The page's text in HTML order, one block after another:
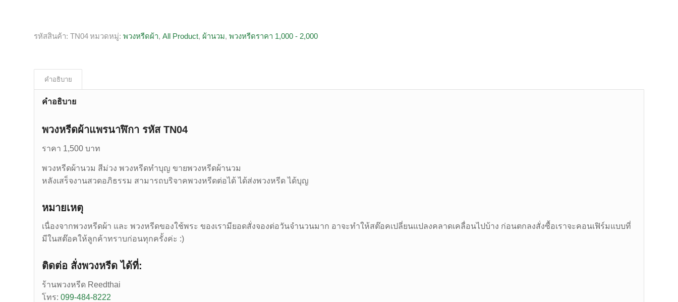
รหัสสินค้า: TN04 หมวดหมู่: พวงหรีดผ้า, All Product, ผ้านวม, พวงหรีดราคา 1,000 - 2,000
คำอธิบาย
คำอธิบาย
พวงหรีดผ้าแพรนาฬิกา รหัส TN04
ราคา 1,500 บาท
พวงหรีดผ้านวม สีม่วง พวงหรีดทำบุญ ขายพวงหรีดผ้านวม
หลังเสร็จงานสวดอภิธรรม สามารถบริจาคพวงหรีดต่อได้ ได้ส่งพวงหรีด ได้บุญ
หมายเหตุ
เนื่องจากพวงหรีดผ้า และ พวงหรีดของใช้พระ ของเรามียอดสั่งจองต่อวันจำนวนมาก อาจะทำให้สต๊อคเปลี่ยนแปลงคลาดเคลื่อนไปบ้าง ก่อนตกลงสั่งซื้อเราจะคอนเฟิร์มแบบที่
มีในสต๊อคให้ลูกค้าทราบก่อนทุกครั้งค่ะ :)
ติดต่อ สั่งพวงหรีด ได้ที่:
ร้านพวงหรีด Reedthai
โทร: 099-484-8222